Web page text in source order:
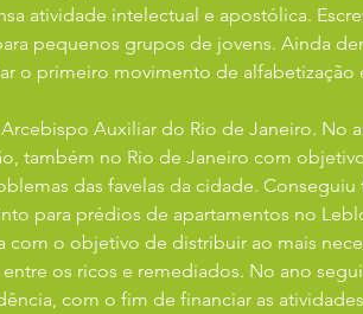
atividade intelectual e apostólica.
pequenos grupos de jovens. Ainda
o primeiro movimento de alfabetização
Auxiliar do Rio de Janeiro. No
também no Rio de Janeiro com
das favelas da cidade.
para prédios de apartamentos no
com o objetivo de distribuir ao mais
os ricos e remediados. No ano
com o fim de financiar as